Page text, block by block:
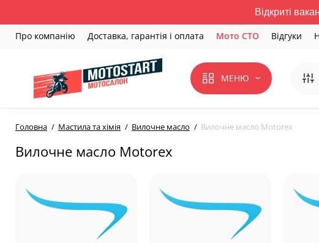
Відкриті
Про компанію Доставка, гарантія і оплата Мото СТО Відгуки
МЕНЮ
Головна Мастила та хімія Вилочне масло Вилочне масло Motorex
Вилочне масло Motorex